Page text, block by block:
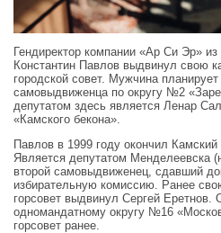
Гендиректор компании «Ар Си Эр»
Константин Павлов выдвинул свою
городской совет. Мужчина
самовыдвиженца по округу №2
депутатом здесь является Ленар
«Камского бекона».
Павлов в 1999 году окончил Камский
Является депутатом Менделеевска
второй самовыдвиженец, сдавший
избирательную комиссию. Ранее
горсовет выдвинул Сергей Еретнов.
одномандатному округу №16
горсовет ранее.